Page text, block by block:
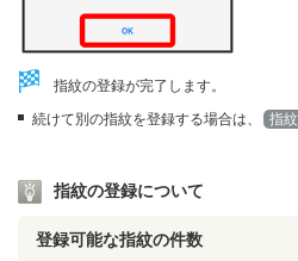
指紋の登録が完了します。
続けて別の指紋を登録する場合は、
指
指紋の登録について
登録可能な指紋の件数